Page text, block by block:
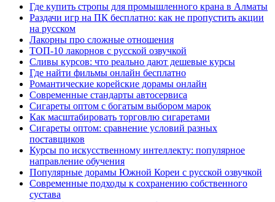
Где купить стропы для промышленного крана в Алматы
Раздачи игр на ПК бесплатно: как не пропустить акции
на русском
Лакорны про сложные отношения
ТОП-10 лакорнов с русской озвучкой
Сливы курсов: что реально дают дешевые курсы
Где найти фильмы онлайн бесплатно
Романтические корейские дорамы онлайн
Современные стандарты автосервиса
Сигареты оптом с богатым выбором марок
Как масштабировать торговлю сигаретами
Сигареты оптом: сравнение условий разных
поставщиков
Курсы по искусственному интеллекту: популярное
направление обучения
Популярные дорамы Южной Кореи с русской озвучкой
Современные подходы к сохранению собственного
сустава